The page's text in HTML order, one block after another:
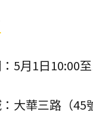
5月1日10:00
大華三路（45